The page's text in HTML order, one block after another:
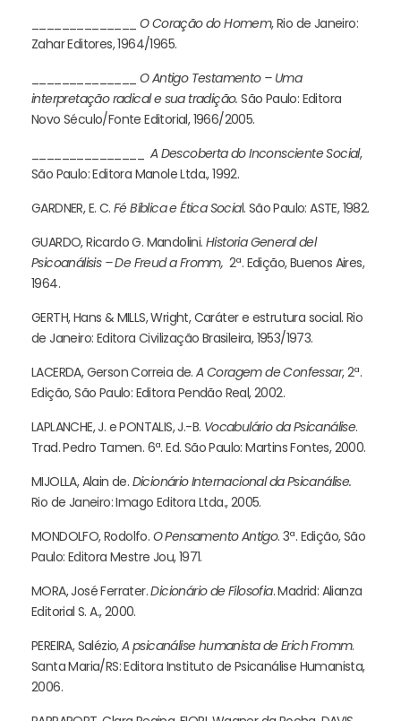
O Coração do Homem, Rio de Janeiro:
Zahar Editores, 1964/1965.
O Antigo Testamento – Uma
interpretação radical e sua tradição. São Paulo: Editora
Novo Século/Fonte Editorial, 1966/2005.
A Descoberta do Inconsciente Social,
São Paulo: Editora Manole Ltda., 1992.
GARDNER, E. C. Fé Bíblica e Ética Social. São Paulo: ASTE, 1982.
GUARDO, Ricardo G. Mandolini. Historia General del
Psicoanálisis – De Freud aFromm, 2ª. Edição, Buenos Aires,
1964.
GERTH, Hans & MILLS, Wright, Caráter e estrutura social. Rio
de Janeiro: Editora Civilização Brasileira, 1953/1973.
LACERDA, Gerson Correia de.A Coragem de Confessar, 2ª.
Edição, São Paulo: Editora Pendão Real, 2002.
LAPLANCHE, J. e PONTALIS, J.-B. Vocabulário da Psicanálise.
Trad. Pedro Tamen. 6ª. Ed. São Paulo: Martins Fontes, 2000.
MIJOLLA, Alain de. Dicionário Internacional da Psicanálise.
Rio de Janeiro: Imago Editora Ltda., 2005.
MONDOLFO, Rodolfo. O Pensamento Antigo. 3ª. Edição, São
Paulo: Editora Mestre Jou, 1971.
MORA, José Ferrater.Dicionário de Filosofia. Madrid: Alianza
Editorial S. A., 2000.
PEREIRA, Salézio,A psicanálise humanista de Erich Fromm.
Santa Maria/RS: Editora Instituto de Psicanálise Humanista,
2006.